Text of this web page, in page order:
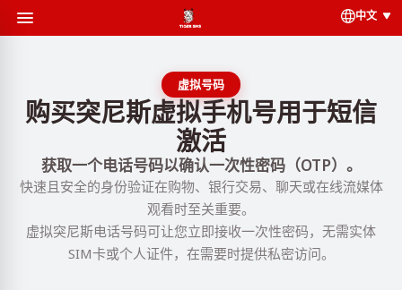
中文
虚拟号码
购买突尼斯虚拟手机号用于短信
激活
获取一个电话号码以确认一次性密码（OTP）。
快速且安全的身份验证在购物、银行交易、聊天或在线流媒体
观看时至关重要。
虚拟突尼斯电话号码可让您立即接收一次性密码，无需实体
SIM卡或个人证件，在需要时提供私密访问。